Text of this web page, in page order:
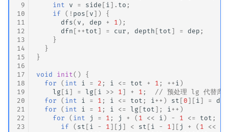
9
10
11
12
13
14
15
16
17
18
19
20
21
22
23
int
v = side [ i ]. to ;
if
( ! pos [ v ])
{
dfs( v , dep + 1 );
dfn [ ++ tot ] = cur , depth [ tot ] = dep ;
}
}
}
void init ()
{
for
( int i = 2 ; i <= tot + 1 ; ++ i )
lg [ i ] = lg [ i >> 1 ] + 1 ;
// 预处理 lg 代替库
for
( int i = 1 ; i <= tot ; i ++ ) st [ 0 ][ i ] =
for
( int i = 1 ; i <= lg [ tot ]; i ++ )
for
( int j = 1 ; j + ( 1 << i ) - 1 <= tot ;
if
( st [ i - 1 ][ j ] < st [ i - 1 ][ j + ( 1 <<